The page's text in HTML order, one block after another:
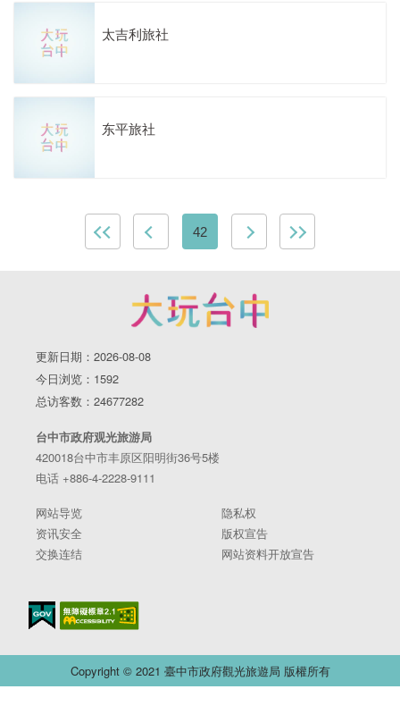
太吉利旅社
东平旅社
42
更新日期：2026-08-08
今日浏览：1592
总访客数：24677282
台中市政府观光旅游局
420018台中市丰原区阳明街36号5楼
电话 +886-4-2228-9111
网站导览
隐私权
资讯安全
版权宣告
交换连结
网站资料开放宣告
Copyright © 2021 臺中市政府觀光旅遊局 版權所有